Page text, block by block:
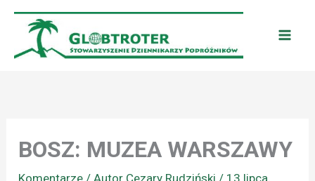
Przejdź
treści
BOSZ: MUZEA WARSZAWY